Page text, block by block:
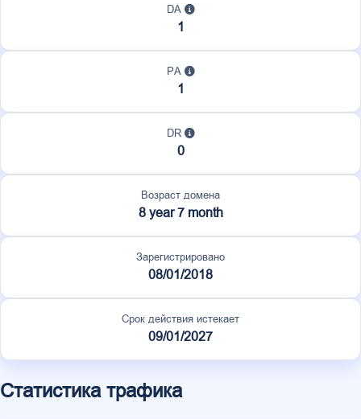
DA
1
PA
1
DR
0
Возраст домена
8 year 7 month
Зарегистрировано
08/01/2018
Срок действия истекает
09/01/2027
Статистика трафика